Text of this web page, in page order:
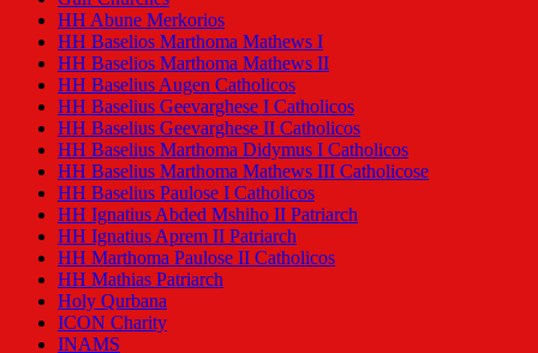
HH Abune Merkorios
HH Baselios Marthoma Mathews I
HH Baselios Marthoma Mathews II
HH Baselius Augen Catholicos
HH Baselius Geevarghese I Catholicos
HH Baselius Geevarghese II Catholicos
HH Baselius Marthoma Didymus I Catholicos
HH Baselius Marthoma Mathews III Catholicose
HH Baselius Paulose I Catholicos
HH Ignatius Abded Mshiho II Patriarch
HH Ignatius Aprem II Patriarch
HH Marthoma Paulose II Catholicos
HH Mathias Patriarch
Holy Qurbana
ICON Charity
INAMS